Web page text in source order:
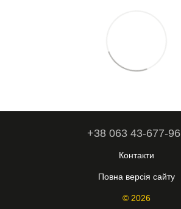
+38 063 43-677-96
Контакти
Повна версія сайту
© 2026